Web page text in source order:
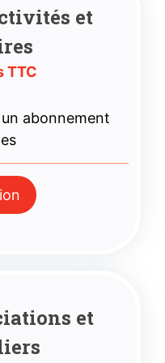
et
TTC
abonnement
et